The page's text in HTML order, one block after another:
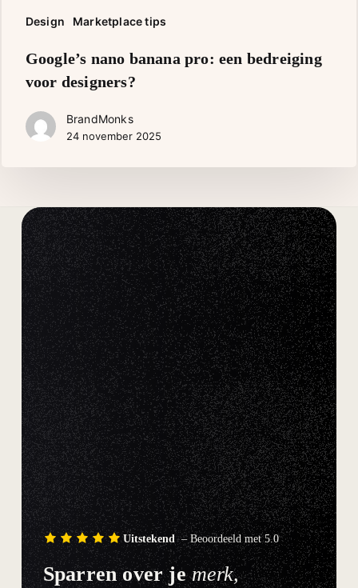
Design Marketplace tips
nano
banana
Google’s nano banana pro: een bedreiging
voor designers?
BrandMonks
24 november 2025
Uitstekend– Beoordeeld met 5.0
Sparren over jemerk,